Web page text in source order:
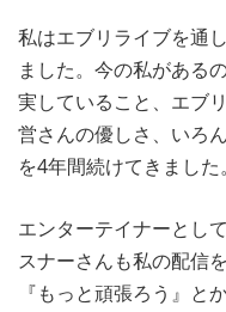
私はエブリライブを通
ました。今の私がある
実していること、エブ
営さんの優しさ、いろ
を4年間続けてきました。
エンターテイナーとし
スナーさんも私の配信
『もっと頑張ろう』と